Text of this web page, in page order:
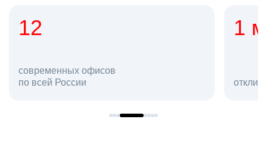
12
современных офисов
по всей России
1